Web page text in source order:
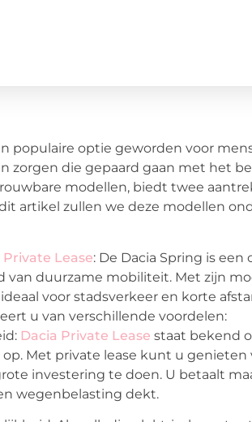
populaire optie geworden voor
zorgen die gepaard gaan met het
modellen, biedt twee
artikel zullen we deze modellen
Lease: De Dacia Spring is
van duurzame mobiliteit. Met zijn
voor stadsverkeer en korte
u van verschillende voordelen:
Dacia Private Lease staat bekend
Met private lease kunt u
investering te doen. U betaalt
wegenbelasting dekt.